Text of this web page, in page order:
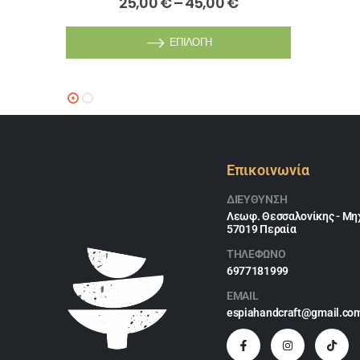
ΕΠΙΛΟΓΉ
Επικοινωνία
ΔΙΕΎΘΥΝΣΗ
Λεωφ. Θεσσαλονίκης -
57019 Περαία
ΤΗΛΕΦΩΝΟ
6977181999
EMAIL